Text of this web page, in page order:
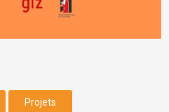
Projets